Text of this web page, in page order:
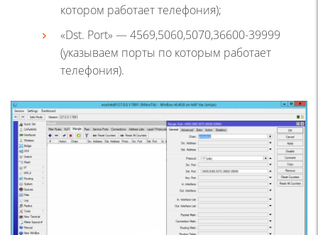
котором работает телефония);
«Dst. Port» — 4569,5060,5070,36600-39999
(указываем порты по которым работает
телефония).